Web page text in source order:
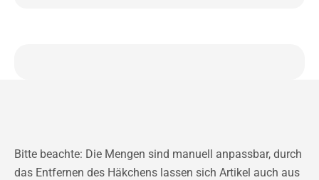
Bitte beachte: Die Mengen sind manuell anpassbar, durch
das Entfernen des Häkchens lassen sich Artikel auch aus